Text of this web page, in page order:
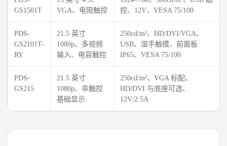
GS1501T
VGA、电阻触控
控、12V、VESA 75/100
PDS-
GS2101T-
RY
21.5 英寸
1080p、多视频
输入、电容触控
250cd/m²、HD/DVI/VGA、
USB、湿手触摸、前面板
IP65、VESA 75/100
PDS-
GS215
21.5 英寸
1080p、非触控
基础显示
250cd/m²、VGA 标配、
HD/DVI 与底座可选、
12V/2.5A